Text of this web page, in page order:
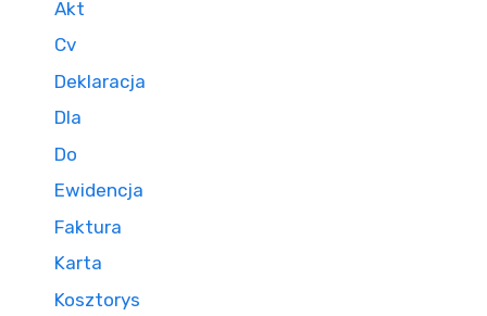
Akt
Cv
Deklaracja
Dla
Do
Ewidencja
Faktura
Karta
Kosztorys